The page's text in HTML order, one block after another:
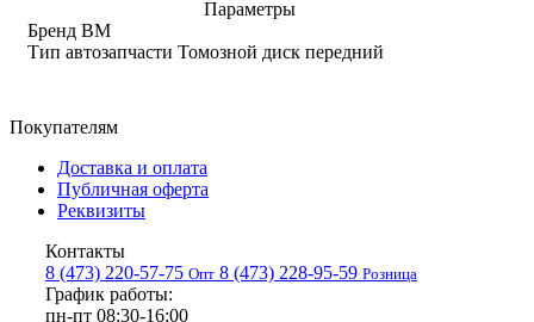
Параметры
Бренд BM
Тип автозапчасти Томозной диск передний
Покупателям
Доставка и оплата
Публичная оферта
Реквизиты
Контакты
8 (473) 220-57-75 Опт 8 (473) 228-95-59 Розница
График работы:
пн-пт 08:30-16:00